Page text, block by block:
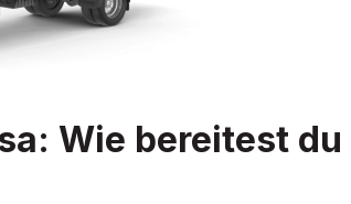
Wie bereitest